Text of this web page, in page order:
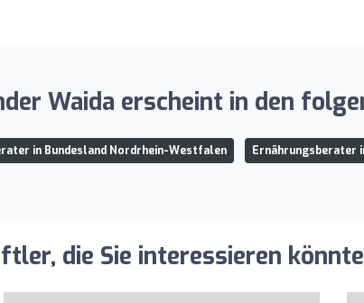
Waida erscheint in den
in Bundesland Nordrhein-Westfalen Ernährungsberater
die Sie interessieren